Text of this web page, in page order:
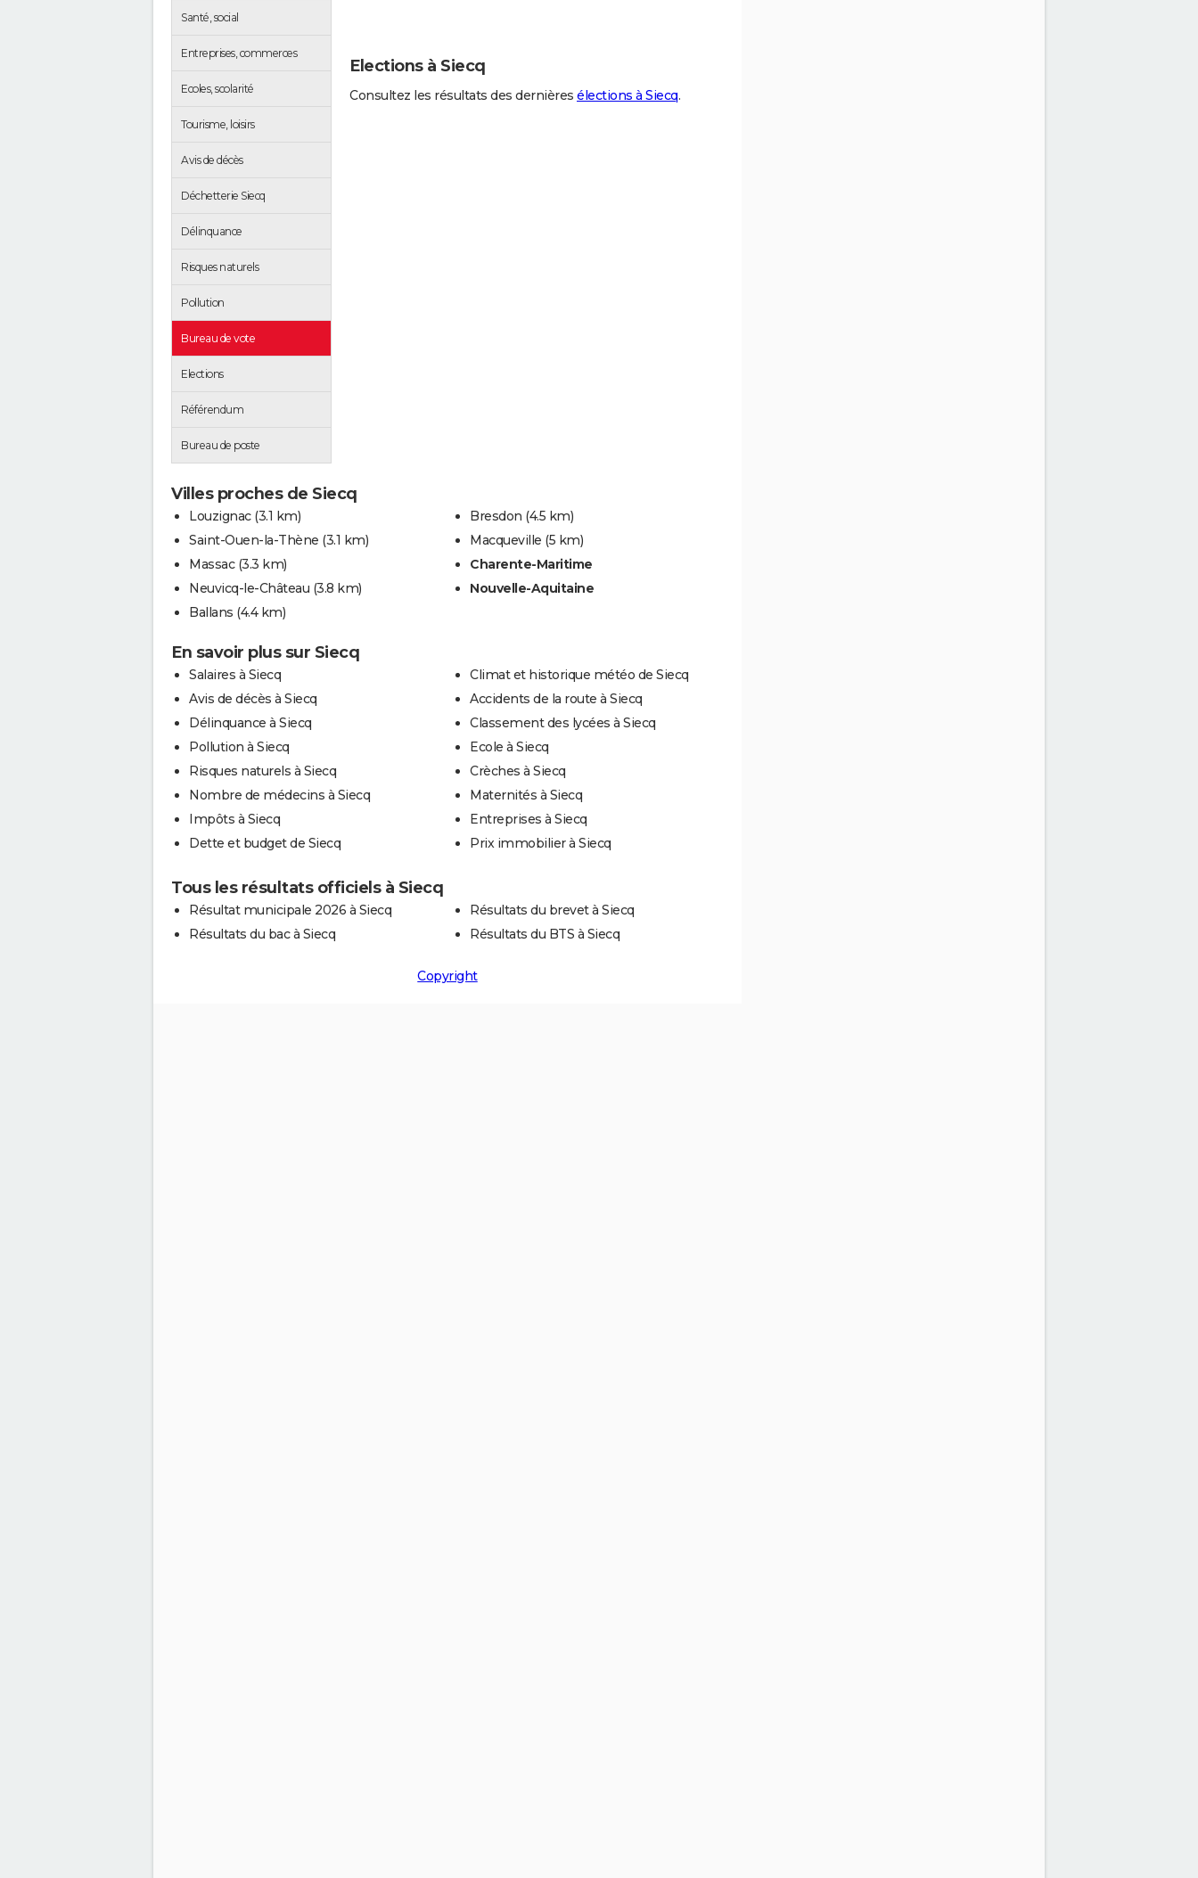
Santé, social
Entreprises, commerces
Ecoles, scolarité
Tourisme, loisirs
Avis de décès
Déchetterie Siecq
Délinquance
Risques naturels
Pollution
Bureau de vote
Elections
Référendum
Bureau de poste
Elections à Siecq
Consultez les résultats des dernières élections à Siecq.
Villes proches de Siecq
Louzignac (3.1 km)
Saint-Ouen-la-Thène (3.1 km)
Massac (3.3 km)
Neuvicq-le-Château (3.8 km)
Ballans (4.4 km)
Bresdon (4.5 km)
Macqueville (5 km)
Charente-Maritime
Nouvelle-Aquitaine
En savoir plus sur Siecq
Salaires à Siecq
Avis de décès à Siecq
Délinquance à Siecq
Pollution à Siecq
Risques naturels à Siecq
Nombre de médecins à Siecq
Impôts à Siecq
Dette et budget de Siecq
Climat et historique météo de Siecq
Accidents de la route à Siecq
Classement des lycées à Siecq
Ecole à Siecq
Crèches à Siecq
Maternités à Siecq
Entreprises à Siecq
Prix immobilier à Siecq
Tous les résultats officiels à Siecq
Résultat municipale 2026 à Siecq
Résultats du bac à Siecq
Résultats du brevet à Siecq
Résultats du BTS à Siecq
Copyright